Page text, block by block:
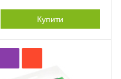
Купити